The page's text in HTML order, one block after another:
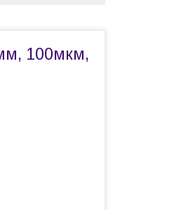
100мкм,